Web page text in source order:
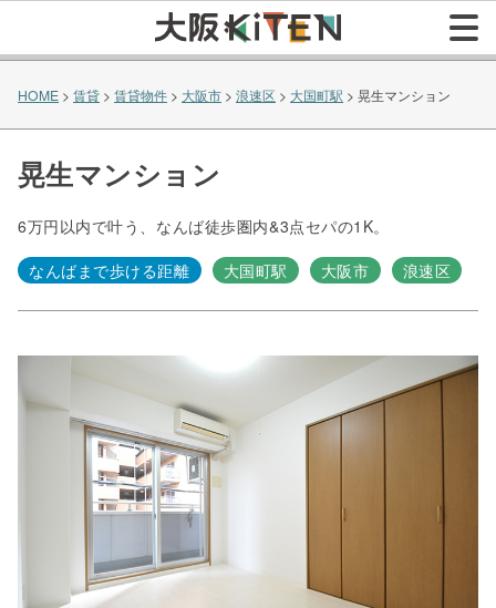
HOME > 賃貸 > 賃貸物件 > 大阪市 > 浪速区 > 大国町駅 > 晃生マンション
晃生マンション
6万円以内で叶う、なんば徒歩圏内&3点セパの1K。
なんばまで歩ける距離
大国町駅 大阪市 浪速区